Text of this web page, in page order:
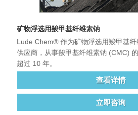
矿物浮选用羧甲基纤维素钠
Lude Chem® 作为矿物浮选用羧甲基
供应商，从事羧甲基纤维素钠 (CMC)
超过 10 年。
查看详情
立即咨询